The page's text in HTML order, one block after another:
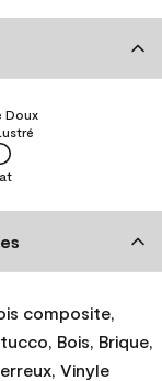
Doux
composite,
Bois, Brique,
Vinyle